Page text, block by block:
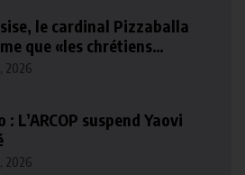
le cardinal Pizzaballa
que «les chrétiens
la paix»
2026
: L’ARCOP suspend Yaovi
2026